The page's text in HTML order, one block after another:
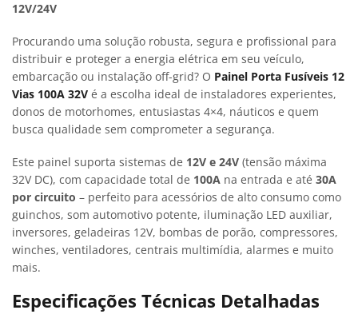
12V/24V
Procurando uma solução robusta, segura e profissional para
distribuir e proteger a energia elétrica em seu veículo,
embarcação ou instalação off-grid? O Painel Porta Fusíveis 12
Vias 100A 32V é a escolha ideal de instaladores experientes,
donos de motorhomes, entusiastas 4×4, náuticos e quem
busca qualidade sem comprometer a segurança.
Este painel suporta sistemas de 12V e 24V (tensão máxima
32V DC), com capacidade total de 100A na entrada e até 30A
por circuito – perfeito para acessórios de alto consumo como
guinchos, som automotivo potente, iluminação LED auxiliar,
inversores, geladeiras 12V, bombas de porão, compressores,
winches, ventiladores, centrais multimídia, alarmes e muito
mais.
Especificações Técnicas Detalhadas